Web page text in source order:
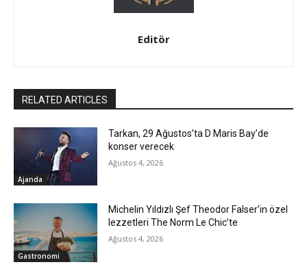
Editör
RELATED ARTICLES
Ajanda
Tarkan, 29 Ağustos’ta D Maris Bay’de
konser verecek
Ağustos 4, 2026
Gastronomi
Michelin Yıldızlı Şef Theodor Falser’in özel
lezzetleri The Norm Le Chic’te
Ağustos 4, 2026